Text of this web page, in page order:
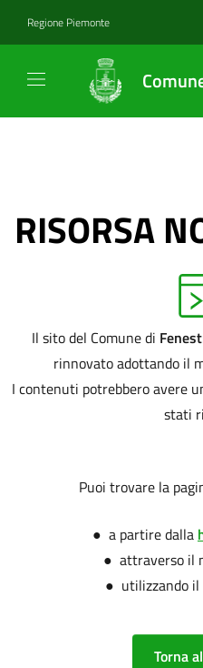
Regione Piemonte
RISORSA
Il sito del Comune di
rinnovato adottando il
I contenuti potrebbero avere
stati
Puoi trovare la
● a partire dalla
● attraverso il
● utilizzando il
Torna